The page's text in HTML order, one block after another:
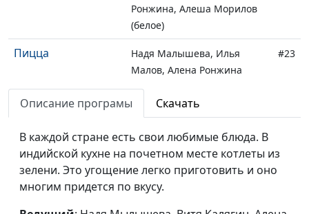
Ронжина, Алеша Морилов
(белое)
Пицца
Надя Малышева, Илья
Малов, Алена Ронжина
(белое)
#23
Язык доброты
Алексей Ронжин, Витя
Калягин, Алёна Ронжина
#22
Смельчаки
Алексей Ронжин, Витя
Калягин, Алёна Ронжина
#21
Описание програмы Скачать
В каждой стране есть свои любимые блюда. В
индийской кухне на почетном месте котлеты из
зелени. Это угощение легко приготовить и оно
многим придется по вкусу.